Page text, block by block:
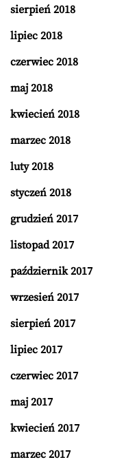
sierpień 2018
lipiec 2018
czerwiec 2018
maj 2018
kwiecień 2018
marzec 2018
luty 2018
styczeń 2018
grudzień 2017
listopad 2017
październik 2017
wrzesień 2017
sierpień 2017
lipiec 2017
czerwiec 2017
maj 2017
kwiecień 2017
marzec 2017